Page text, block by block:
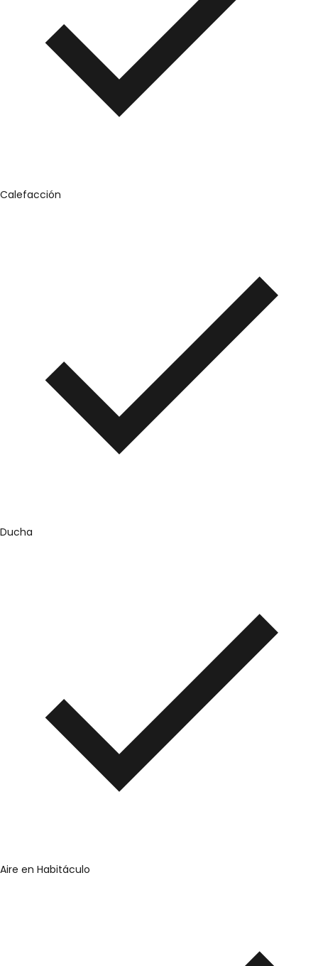
Calefacción
Ducha
Aire en Habitáculo